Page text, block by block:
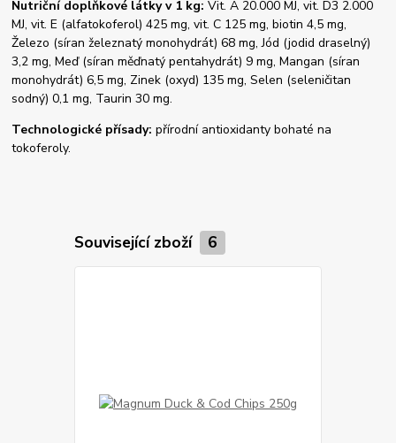
Nutriční doplňkové látky v 1 kg:Vit. A 20.000 MJ, vit. D3 2.000
MJ, vit. E (alfatokoferol) 425 mg, vit. C 125 mg, biotin 4,5 mg,
Železo (síran železnatý monohydrát) 68 mg, Jód (jodid draselný)
3,2 mg, Meď (síran měďnatý pentahydrát) 9 mg, Mangan (síran
monohydrát) 6,5 mg, Zinek (oxyd) 135 mg, Selen (seleničitan
sodný) 0,1 mg, Taurin 30 mg.
Technologické přísady: přírodní antioxidanty bohaté na
tokoferoly.
Související zboží 6